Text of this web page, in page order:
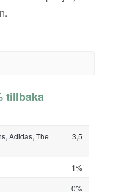
tillbaka
Adidas, The
3,5
1%
0%